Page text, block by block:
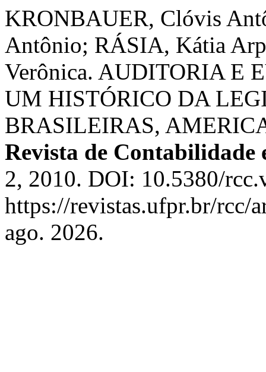
KRONBAUER, Clóvis
Antônio; RÁSIA, Kátia
Verônica. AUDITORIA E
UM HISTÓRICO DA
BRASILEIRAS,
Revista de
2, 2010. DOI: 10.5380/
https://revistas.ufpr.br/rcc/
ago. 2026.